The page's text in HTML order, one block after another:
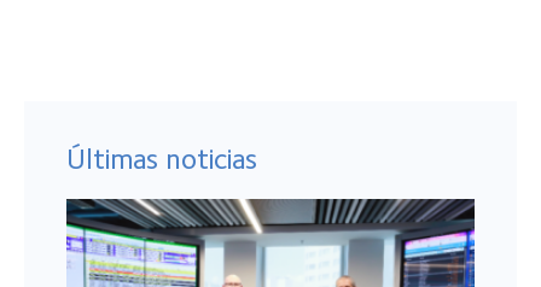
Últimas noticias